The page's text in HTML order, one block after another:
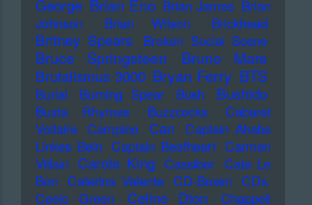
George Brian Eno Brian James Brian
Johnson
Brian Wilson Brickhead
Britney Spears Broken Social Scene
Bruce Springsteen Bruno Mars
Brutalismus 3000 Bryan Ferry BTS
Burial Burning Spear Bush Bushido
Busta Rhymes Buzzcocks
Cabaret
Voltaire Campino Can
Captain Ahabs
Linkes Bein Captain Beefheart Carmen
Villain Carole King Cassiber Cate Le
Bon
Caterina Valente CD-Boxen
CDs
Ceelo Green
Celine Dion
Chappell